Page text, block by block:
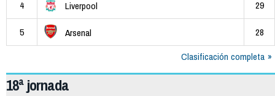
4 Liverpool 29
5 Arsenal
28
Clasificación completa
18ª jornada